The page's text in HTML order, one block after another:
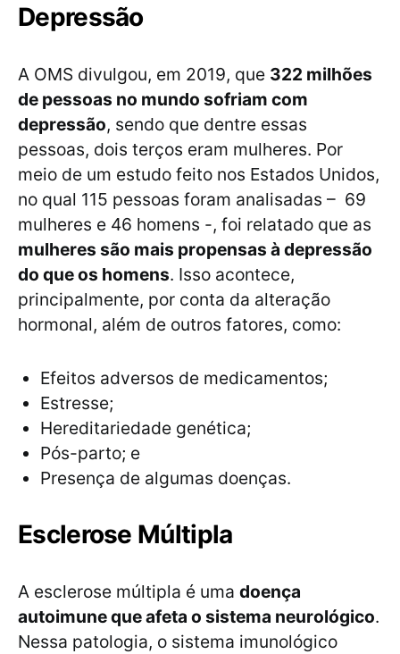
Depressão
A OMS divulgou, em 2019, que 322 milhões
de pessoas no mundo sofriam com
depressão, sendo que dentre essas
pessoas, dois terços eram mulheres. Por
meio de um estudo feito nos Estados Unidos,
no qual 115 pessoas foram analisadas – 69
mulheres e 46 homens -, foi relatado que as
mulheres são mais propensas à depressão
do que os homens. Isso acontece,
principalmente, por conta da alteração
hormonal, além de outros fatores, como:
Efeitos adversos de medicamentos;
Estresse;
Hereditariedade genética;
Pós-parto; e
Presença de algumas doenças.
Esclerose Múltipla
A esclerose múltipla é uma doença
autoimune que afeta o sistema neurológico.
Nessa patologia, o sistema imunológico